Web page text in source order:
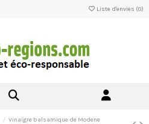
Liste d'envies (0)
Vinaigre balsamique de Modene